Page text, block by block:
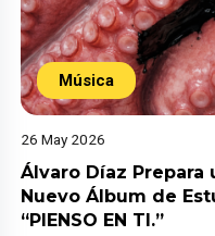
Música
26 May 2026
Álvaro Díaz Prepara
Nuevo Álbum de
“PIENSO EN TI.”